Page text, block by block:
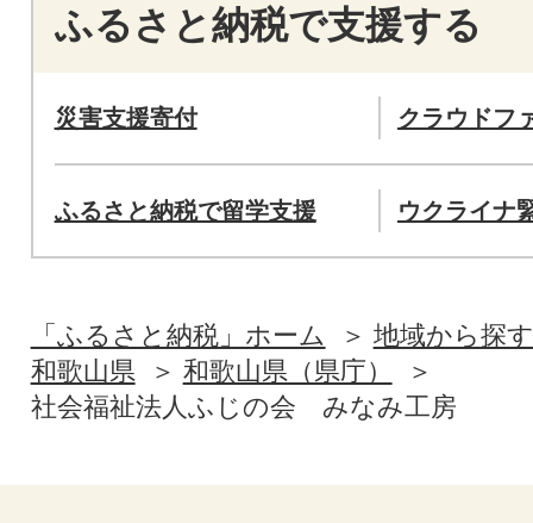
ふるさと納税で支援する
災害支援寄付 クラウドフ
ふるさと納税で留学支援 ウクライナ
「ふるさと納税」ホーム
地域から探す
和歌山県
和歌山県（県庁）
社会福祉法人ふじの会 みなみ工房